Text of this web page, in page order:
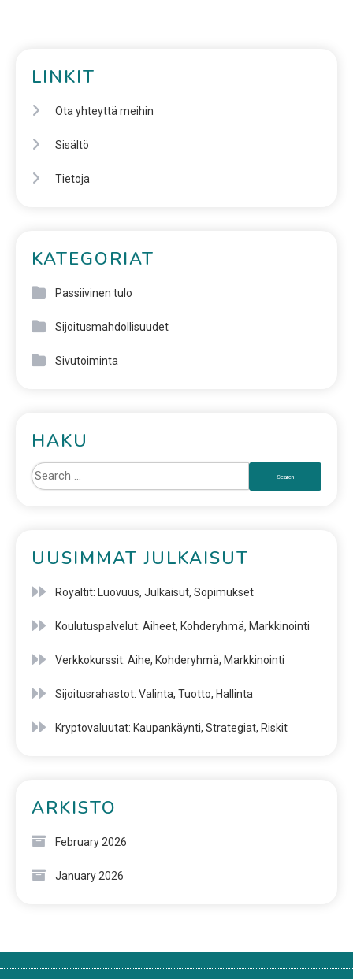
LINKIT
Ota yhteyttä meihin
Sisältö
Tietoja
KATEGORIAT
Passiivinen tulo
Sijoitusmahdollisuudet
Sivutoiminta
HAKU
UUSIMMAT JULKAISUT
Royaltit: Luovuus, Julkaisut, Sopimukset
Koulutuspalvelut: Aiheet, Kohderyhmä, Markkinointi
Verkkokurssit: Aihe, Kohderyhmä, Markkinointi
Sijoitusrahastot: Valinta, Tuotto, Hallinta
Kryptovaluutat: Kaupankäynti, Strategiat, Riskit
ARKISTO
February 2026
January 2026